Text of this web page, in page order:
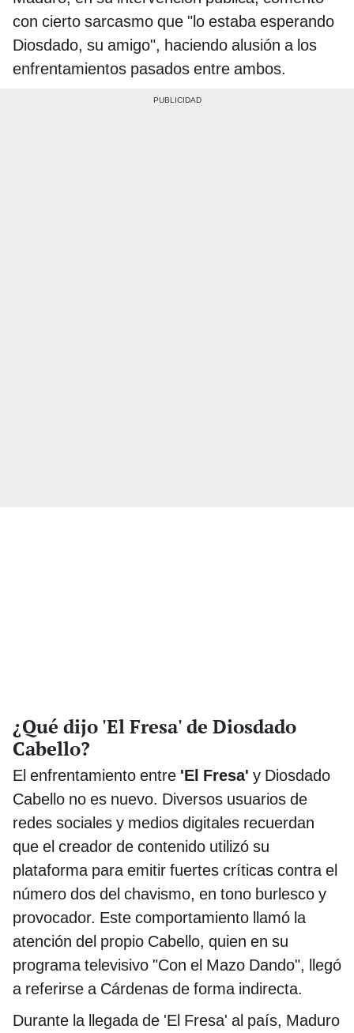
con cierto sarcasmo que "lo estaba esperando
Diosdado, su amigo", haciendo alusión a los
enfrentamientos pasados entre ambos.
¿Qué dijo 'El Fresa' de Diosdado
Cabello?
El enfrentamiento entre 'El Fresa' y Diosdado
Cabello no es nuevo. Diversos usuarios de
redes sociales y medios digitales recuerdan
que el creador de contenido utilizó su
plataforma para emitir fuertes críticas contra el
número dos del chavismo, en tono burlesco y
provocador. Este comportamiento llamó la
atención del propio Cabello, quien en su
programa televisivo "Con el Mazo Dando", llegó
a referirse a Cárdenas de forma indirecta.
Durante la llegada de 'El Fresa' al país, Maduro